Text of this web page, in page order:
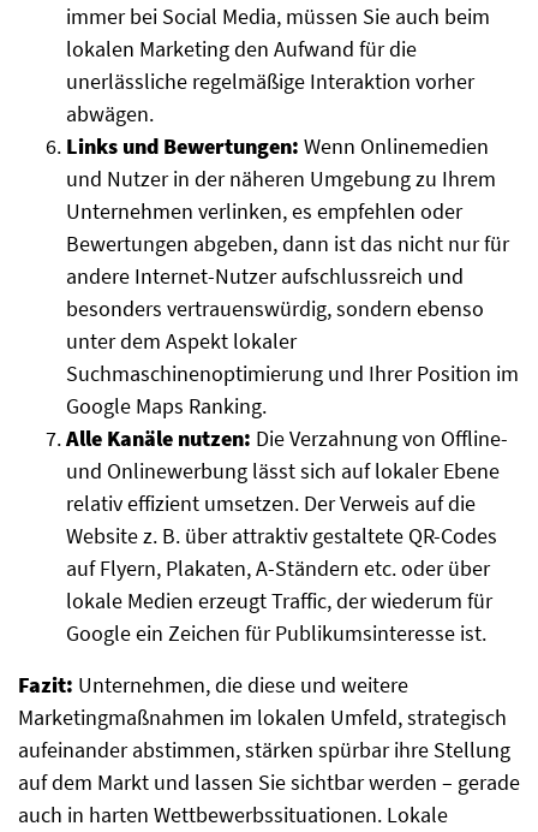
immer bei Social Media, müssen Sie auch beim
lokalen Marketing den Aufwand für die
unerlässliche regelmäßige Interaktion vorher
abwägen.
Links und Bewertungen: Wenn Onlinemedien
und Nutzer in der näheren Umgebung zu Ihrem
Unternehmen verlinken, es empfehlen oder
Bewertungen abgeben, dann ist das nicht nur für
andere Internet-Nutzer aufschlussreich und
besonders vertrauenswürdig, sondern ebenso
unter dem Aspekt lokaler
Suchmaschinenoptimierung und Ihrer Position im
Google Maps Ranking.
Alle Kanäle nutzen: Die Verzahnung von Offline-
und Onlinewerbung lässt sich auf lokaler Ebene
relativ effizient umsetzen. Der Verweis auf die
Website z. B. über attraktiv gestaltete QR-Codes
auf Flyern, Plakaten, A-Ständern etc. oder über
lokale Medien erzeugt Traffic, der wiederum für
Google ein Zeichen für Publikumsinteresse ist.
Fazit: Unternehmen, die diese und weitere
Marketingmaßnahmen im lokalen Umfeld, strategisch
aufeinander abstimmen, stärken spürbar ihre Stellung
auf dem Markt und lassen Sie sichtbar werden – gerade
auch in harten Wettbewerbssituationen. Lokale